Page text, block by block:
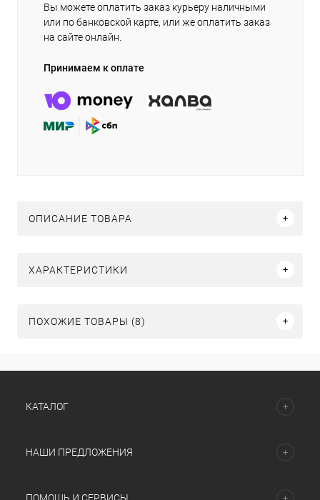
Вы можете оплатить заказ курьеру наличными
или по банковской карте, или же оплатить заказ
на сайте онлайн.
Принимаем к оплате
ОПИСАНИЕ ТОВАРА
ХАРАКТЕРИСТИКИ
ПОХОЖИЕ ТОВАРЫ (8)
КАТАЛОГ
НАШИ ПРЕДЛОЖЕНИЯ